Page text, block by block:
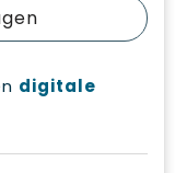
digitale